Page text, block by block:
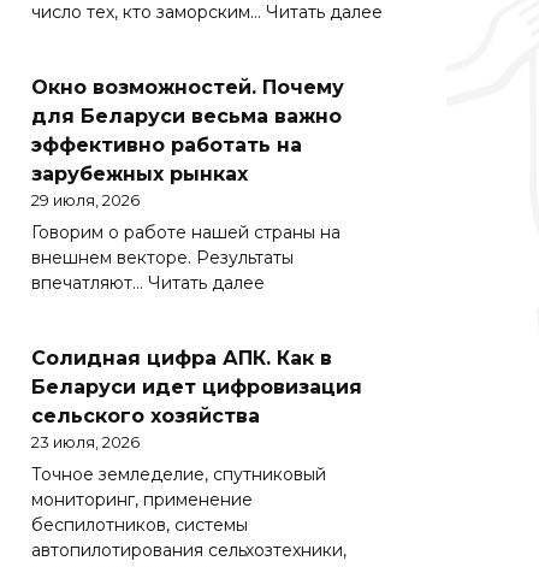
число тех, кто заморским… Читать далее
Окно возможностей. Почему
для Беларуси весьма важно
эффективно работать на
зарубежных рынках
29 июля, 2026
Говорим о работе нашей страны на
внешнем векторе. Результаты
впечатляют… Читать далее
Почему
для
эффективно
зарубежных
Солидная цифра АПК. Как в
Беларуси идет цифровизация
сельского хозяйства
23 июля, 2026
Точное земледелие, спутниковый
мониторинг, применение
беспилотников, системы
автопилотирования сельхозтехники,